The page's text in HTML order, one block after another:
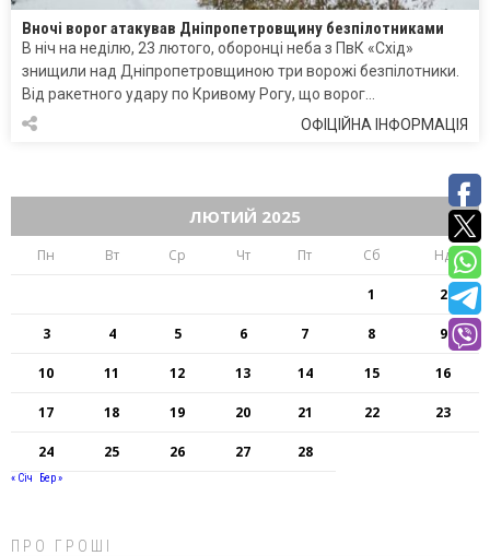
Вночі ворог атакував Дніпропетровщину безпілотниками
В ніч на неділю, 23 лютого, оборонці неба з ПвК «Схід»
знищили над Дніпропетровщиною три ворожі безпілотники.
Від ракетного удару по Кривому Рогу, що ворог…
ОФІЦІЙНА ІНФОРМАЦІЯ
ЛЮТИЙ 2025
Пн Вт Ср Чт Пт Сб Нд
1 2
3 4 5 6 7 8 9
10 11 12 13 14 15 16
17 18 19 20 21 22 23
24 25 26 27 28
« Січ Бер »
ПРО ГРОШІ